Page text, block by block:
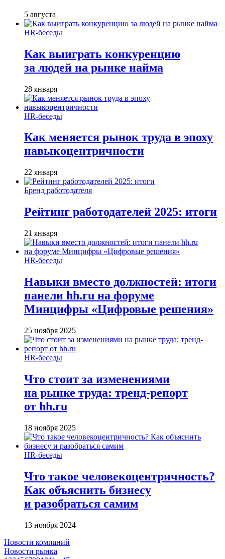
5 августа
HR-беседы
Как выиграть конкуренцию
за людей на рынке найма
28 января
HR-беседы
Как меняется рынок труда в эпоху
навыкоцентричности
22 января
Бренд работодателя
Рейтинг работодателей 2025: итоги
21 января
HR-беседы
Навыки вместо должностей: итоги
панели hh.ru на форуме
Минцифры «Цифровые решения»
25 ноября 2025
HR-беседы
Что стоит за изменениями
на рынке труда: тренд-репорт
от hh.ru
18 ноября 2025
HR-беседы
Что такое человеко­центричность?
Как объяснить бизнесу
и разобраться самим
13 ноября 2024
Новости компаний
Новости рынка